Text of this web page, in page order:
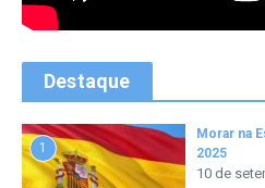
Destaque
1
Morar na
2025
10 de